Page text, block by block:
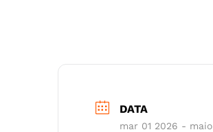
DATA
mar 01 2026 - maio